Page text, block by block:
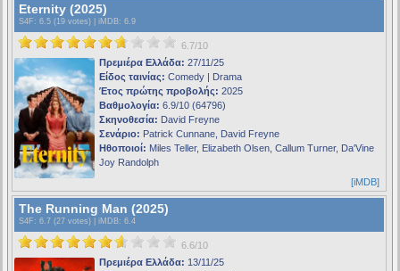
Eternity (2025)
S4F : 6.5 (19 votes) | iMDB: 6.9
6.7/10
Πρεμιέρα Ελλάδα: 27/11/25
Είδος ταινίας: Comedy | Drama
Έτος πρώτης προβολής: 2025
Βαθμολογία: 6.9/10 (64796)
Σκηνοθεσία: David Freyne
Σενάριο: Patrick Cunnane, David Freyne
Ηθοποιοί: Miles Teller, Elizabeth Olsen, Callum Turner, Da'Vine
Joy Randolph
[iMDB]
The Running Man (2025)
S4F : 6.7 (27 votes) | iMDB: 6.4
6.6/10
Πρεμιέρα Ελλάδα: 13/11/25